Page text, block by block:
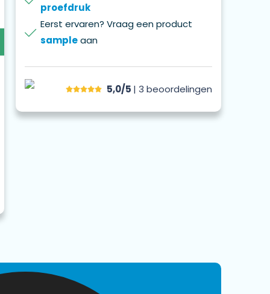
proefdruk
Eerst ervaren? Vraag een product
sampleaan
5,0/5 | 3 beoordelingen